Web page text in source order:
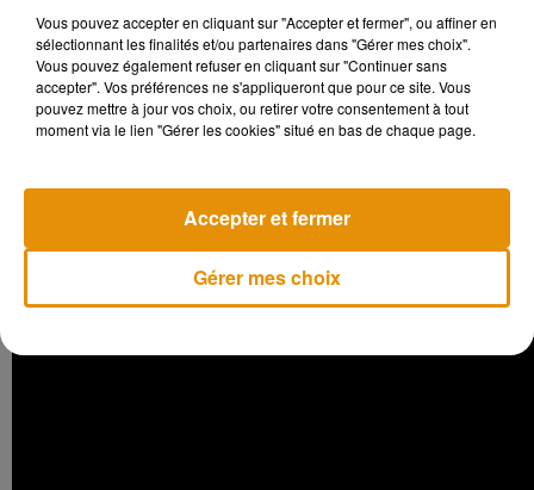
Mais aussi des petites attentions pour la famille. Et attention
à ne pas oublier votre adresse en faisant votre lettre. "Nous
avons beaucoup de très belles lettres où les enfants n'ont
pas indiqué leur adresse. Ca nous fait mal au coeur de ne pas
pouvoir renvoyer une réponse."
Après le 20 décembre, le Père Noël sera occupé à préparer
son traineau et n'aura pas forcément le temps d'envoyer une
Vous pouvez accepter en cliquant sur "Accepter et fermer", ou affiner en
sélectionnant les finalités et/ou partenaires dans "Gérer mes choix".
Vous pouvez également refuser en cliquant sur "Continuer sans
accepter". Vos préférences ne s'appliqueront que pour ce site. Vous
pouvez mettre à jour vos choix, ou retirer votre consentement à tout
moment via le lien "Gérer les cookies" situé en bas de chaque page.
Gérer mes choix
Accepter et fermer